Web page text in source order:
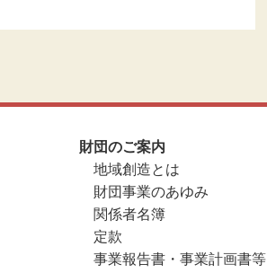
財団のご案内
地域創造とは
財団事業のあゆみ
関係者名簿
定款
事業報告書・事業計画書等